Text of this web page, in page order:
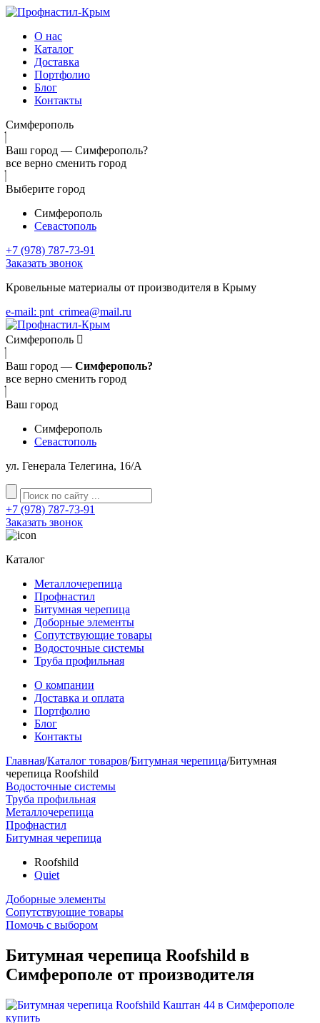
О нас
Каталог
Доставка
Портфолио
Блог
Контакты
Симферополь
Ваш город — Симферополь?
все верно сменить город
Выберите город
Симферополь
Севастополь
+7 (978) 787-73-91
Заказать звонок
Кровельные материалы от производителя в Крыму
e-mail: pnt_crimea@mail.ru
Симферополь
Ваш город — Симферополь?
все верно сменить город
Ваш город
Симферополь
Севастополь
ул. Генерала Телегина, 16/A
+7 (978) 787-73-91
Заказать звонок
Каталог
Металлочерепица
Профнастил
Битумная черепица
Доборные элементы
Сопутствующие товары
Водосточные системы
Труба профильная
О компании
Доставка и оплата
Портфолио
Блог
Контакты
Главная/Каталог товаров/Битумная черепица/Битумная
черепица Roofshild
Водосточные системы
Труба профильная
Металлочерепица
Профнастил
Битумная черепица
Roofshild
Quiet
Доборные элементы
Сопутствующие товары
Помочь с выбором
Битумная черепица Roofshild в
Симферополе от производителя